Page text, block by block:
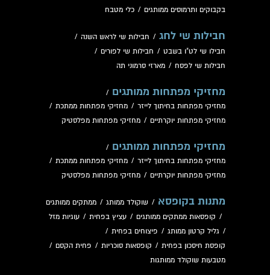
בקבוקים ותרמוסים ממותגים / כלי מטבח
חבילות שי לחג / חבילות שי לראש השנה /
חבילו שי לט"ו בשבט / חבילות שי לפורים /
חבילות שי לפסח / מארזי סרמוני תה
מחזיקי מפתחות ממותגים /
מחזיקי מפתחות בחיתוך לייזר / מחזיקי מפתחות ממתכת /
מחזיקי מפתחות יוקרתיים / מחזיקי מפתחות מפלסטיק
מחזיקי מפתחות ממותגים /
מחזיקי מפתחות בחיתוך לייזר / מחזיקי מפתחות ממתכת /
מחזיקי מפתחות יוקרתיים / מחזיקי מפתחות מפלסטיק
מתנות בקופסא / שוקולד ממותג / ממתקים ממותגים
/ קופסאות ממתקים ממותגים / עציץ בפחית / עוגיות מזל
/ גליל קרטון ממותג / פיצוחים בפחית /
קופסת חיסכון בפחית / קופסאות סוכריות / פחית הקסם /
מטבעות שוקולד ממותגות